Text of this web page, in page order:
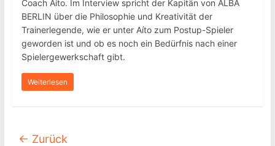
Coach Aíto. Im Interview spricht der Kapitän von ALBA
BERLIN über die Philosophie und Kreativität der
Trainerlegende, wie er unter Aíto zum Postup-Spieler
geworden ist und ob es noch ein Bedürfnis nach einer
Spielergewerkschaft gibt.
Weiterlesen
← Zurück